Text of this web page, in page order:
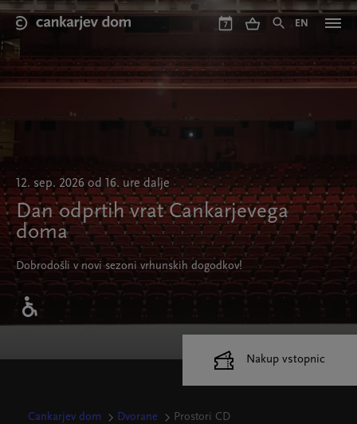
Skip
main
content
7 EN
12. sep. 2026 od 16. ure dalje
Dan odprtih vrat Cankarjevega
doma
Dobrodošli v novi sezoni vrhunskih dogodkov!
Cankarjev dom Dvorane Prostori CD
Nakup vstopnic